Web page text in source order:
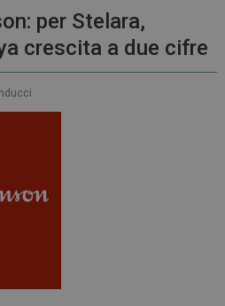
per Stelara,
crescita a due cifre